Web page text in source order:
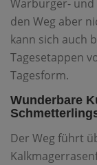
Warburger- und
den Weg aber
kann sich auch
Tagesetappen
Tagesform.
Wunderbare
Der Weg führt